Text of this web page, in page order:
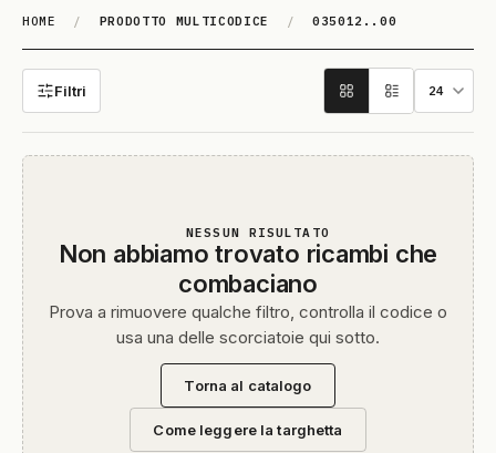
HOME / PRODOTTO MULTICODICE / 035012..00
035012..00
Filtri
NESSUN RISULTATO
Non abbiamo trovato ricambi che
combaciano
Prova a rimuovere qualche filtro, controlla il codice o
usa una delle scorciatoie qui sotto.
Torna al catalogo
Come leggere la targhetta